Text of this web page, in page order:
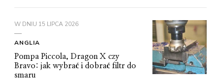
W DNIU 15 LIPCA 2026
ANGLIA
Pompa Piccola, Dragon X czy
Bravo: jak wybrać i dobrać filtr do
smaru